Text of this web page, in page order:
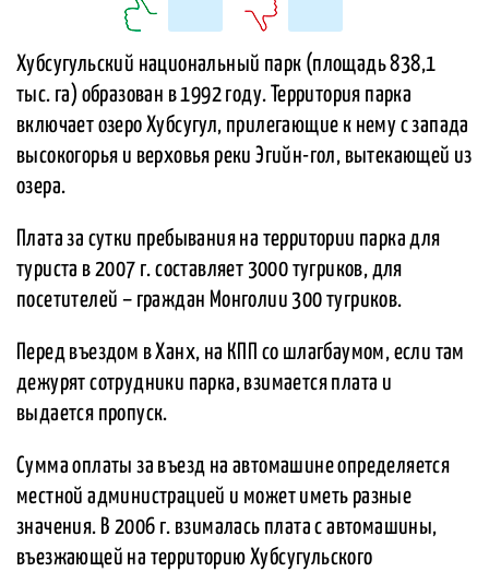
Хубсугульский национальный парк (площадь 838,1
тыс. га) образован в 1992 году. Территория парка
включает озеро Хубсугул, прилегающие к нему с запада
высокогорья и верховья реки Эгийн-гол, вытекающей из
озера.
Плата за сутки пребывания на территории парка для
туриста в 2007 г. составляет 3000 тугриков, для
посетителей – граждан Монголии 300 тугриков.
Перед въездом в Ханх, на КПП со шлагбаумом, если там
дежурят сотрудники парка, взимается плата и
выдается пропуск.
Сумма оплаты за въезд на автомашине определяется
местной администрацией и может иметь разные
значения. В 2006 г. взималась плата с автомашины,
въезжающей на территорию Хубсугульского